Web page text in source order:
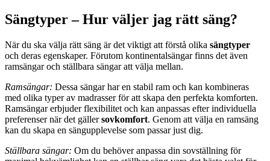
Sängtyper – Hur väljer jag rätt säng?
När du ska välja rätt säng är det viktigt att förstå olika sängtyper
och deras egenskaper. Förutom kontinentalsängar finns det även
ramsängar och ställbara sängar att välja mellan.
Ramsängar: Dessa sängar har en stabil ram och kan kombineras
med olika typer av madrasser för att skapa den perfekta komforten.
Ramsängar erbjuder flexibilitet och kan anpassas efter individuella
preferenser när det gällersovkomfort. Genom att välja en ramsäng
kan du skapa en sängupplevelse som passar just dig.
Ställbara sängar: Om du behöver anpassa din sovställning för